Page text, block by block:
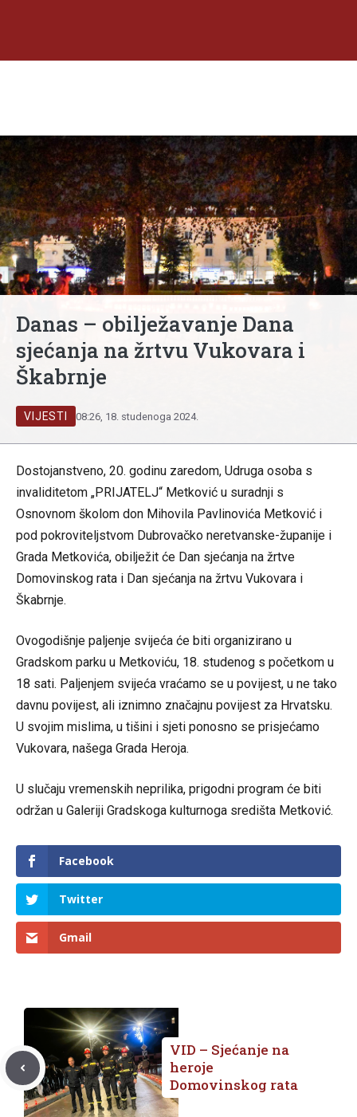
Danas – obilježavanje Dana
sjećanja na žrtvu Vukovara i
Škabrnje
VIJESTI 08:26, 18. studenoga 2024.
Dostojanstveno, 20. godinu zaredom, Udruga osoba s
invaliditetom „PRIJATELJ“ Metković u suradnji s
Osnovnom školom don Mihovila Pavlinovića Metković i
pod pokroviteljstvom Dubrovačko neretvanske-županije i
Grada Metkovića, obilježit će Dan sjećanja na žrtve
Domovinskog rata i Dan sjećanja na žrtvu Vukovara i
Škabrnje.
Ovogodišnje paljenje svijeća će biti organizirano u
Gradskom parku u Metkoviću, 18. studenog s početkom u
18 sati. Paljenjem svijeća vraćamo se u povijest, u ne tako
davnu povijest, ali iznimno značajnu povijest za Hrvatsku.
U svojim mislima, u tišini i sjeti ponosno se prisjećamo
Vukovara, našega Grada Heroja.
U slučaju vremenskih neprilika, prigodni program će biti
održan u Galeriji Gradskoga kulturnoga središta Metković.
Facebook
Twitter
Gmail
VID – Sjećanje na
heroje
Domovinskog rata